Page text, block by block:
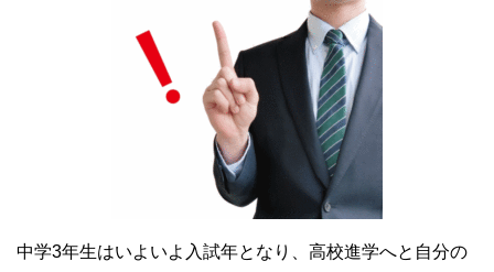
中学3年生はいよいよ入試年となり、高校進学へと自分の